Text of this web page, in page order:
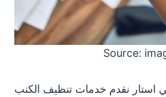
Source:
نقدم خدمات تنظيف الكنب